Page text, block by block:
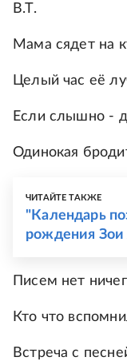
В.Т.
Мама сядет на
Целый час её
Если слышно -
Одинокая
ЧИТАЙТЕ ТАКЖЕ
"Календарь
рождения Зои
Писем нет
Кто что
Встреча с